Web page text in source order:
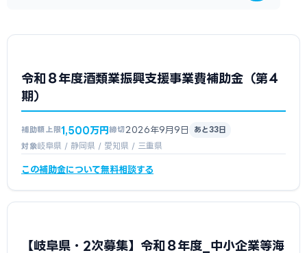
令和８年度酒類業振興支援事業費補助金（第４
期）
補助額上限1,500万円締切 2026年9月9日
あと33日
対象岐阜県 / 静岡県 / 愛知県 / 三重県
この補助金について無料相談する
【岐阜県・2次募集】令和８年度_中小企業等海